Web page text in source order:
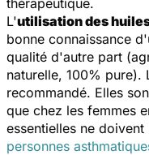
L'utilisation des
bonne connaissance
qualité d'autre part
naturelle, 100% pure).
recommandé. Elles
que chez les femmes
essentielles ne
personnes